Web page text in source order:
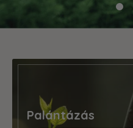
Palántázás